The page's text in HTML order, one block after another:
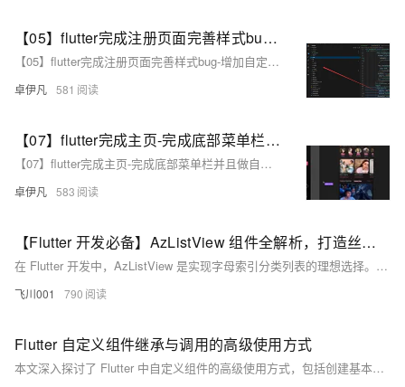
【05】flutter完成注册页面完善样式bug-增加自定义可复用组件widgets-严格规划文件和目录结构-规范入口文件-开发完整的社交APP-前端客户端开发+数据联调|以优雅草商业项目为例做开发-flutter开发-全流程-商业应用级实战开发-优雅草央千澈
【05】flutter完成注册页面完善样式bug-增加自定义可复用组件widgets-严格规划文件和目录结构-规范入口文件-开发完整的社交APP-前端客户端开发+数据联调|以优雅草商业项目为例做开发-flutter开发-全流程-商业应用级实战开发-优雅草央千澈
卓伊凡 581
【07】flutter完成主页-完成底部菜单栏并且做自定义组件-完整短视频仿抖音上下滑动页面-开发完整的社交APP-前端客户端开发+数据联调|以优雅草商业项目为例做开发-flutter开发-全流程-商业应用级实战开发-优雅草央千澈
【07】flutter完成主页-完成底部菜单栏并且做自定义组件-完整短视频仿抖音上下滑动页面-开发完整的社交APP-前端客户端开发+数据联调|以优雅草商业项目为例做开发-flutter开发-全流程-商业应用级实战开发-优雅草央千澈
卓伊凡 583
【Flutter 开发必备】AzListView 组件全解析，打造丝滑索引列表！
在 Flutter 开发中，AzListView 是实现字母索引分类列表的理想选择。它支持 A-Z 快速跳转、悬浮分组标题、自定义 UI 和高效性能，适用于通讯录、城市选择等场景。本文将详细解析 AzListView 的核心参数和实战示例，助你轻松实现流畅的索引列表。
飞川001 790
Flutter 自定义组件继承与调用的高级使用方式
本文深入探讨了 Flutter 中自定义组件的高级使用方式，包括创建基本自定义组件、继承现有组件、使用 Mixins 和组合模式等。通过这些方法，您可以构建灵活、可重用且易于维护的 UI 组件，从而提升开发效率和代码质量。